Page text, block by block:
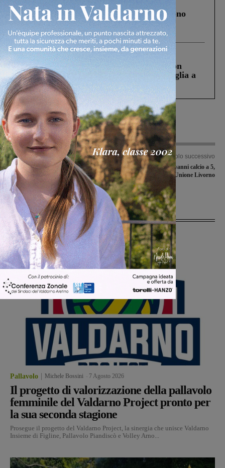
Un anno fa la strage in A1 in cui morirono
Gianni, Giulia e Franco. Lo schianto, il
processo, lo stop ai sorpassi fra tir....
Cronaca 3 Agosto 2026
Scomparso da una struttura di Castiglion
Fiorentino l’uomo che aveva ucciso la figlia a
Levane nel 2020
Articolo precedente
“Patto d’omertà”: Sergio Flamigni
ripercorre la vicenda del rapimento e
della morte di Aldo Moro
Articolo successivo
Ruggito del San Giovanni calcio a 5,
battuta l’Unione Livorno
Ultime Notizie
Pallavolo Michele Bossini 7 Agosto 2026
Il progetto di valorizzazione della pallavolo
femminile del Valdarno Project pronto per
la sua seconda stagione
Prosegue il progetto del Valdarno Project, la sinergia che unisce Valdarno
Insieme di Figline, Pallavolo Piandiscò e Volley Arno...